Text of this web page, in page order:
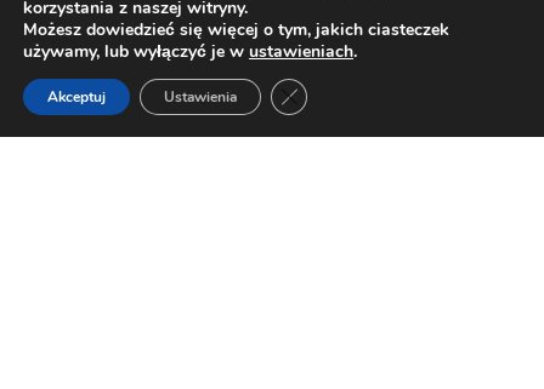
Reklamacje i zwroty
Regulamin sklepu
Polityka prywatności
Zamówienia
korzystania z naszej witryny.
Możesz dowiedzieć się więcej o tym, jakich ciasteczek
używamy, lub wyłączyć je w ustawieniach.
Akceptuj Ustawienia Zamknij panel powiadomień o